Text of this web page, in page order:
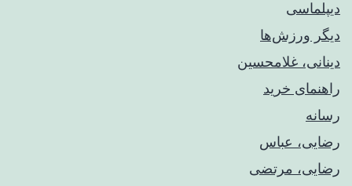
دیپلماسی
دیگر ورزش‌ها
دینانی، غلامحسین
راهنمای خريد
رسانه
رضایی، عباس
رضایی، مرتضی